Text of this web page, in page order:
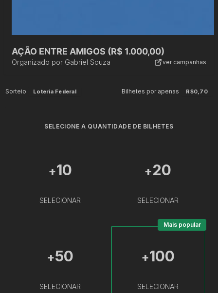
AÇÃO ENTRE AMIGOS (R$ 1.000,00)
Organizado por Gabriel Souza ver campanhas
Sorteio Loteria Federal Bilhetes por apenas R$0,70
SELECIONE A QUANTIDADE DE BILHETES
+10
SELECIONAR
+20
SELECIONAR
+50
SELECIONAR
+100
SELECIONAR
Mais popular